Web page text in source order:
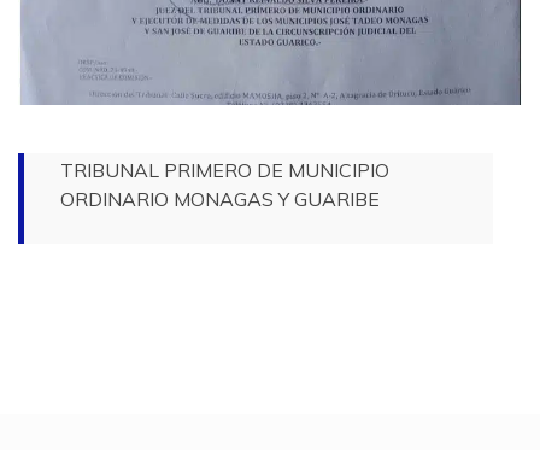
TRIBUNAL PRIMERO DE MUNICIPIO
ORDINARIO MONAGAS Y GUARIBE